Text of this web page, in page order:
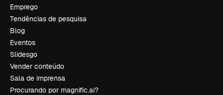
Emprego
Tendências de pesquisa
Blog
Eventos
Slidesgo
Vender conteúdo
Sala de imprensa
Procurando por magnific.ai?